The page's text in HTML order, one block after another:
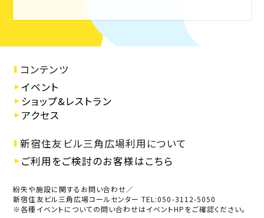
コンテンツ
イベント
ショップ&レストラン
アクセス
新宿住友ビル三角広場利用について
ご利用をご検討のお客様はこちら
紛失や施設に関するお問い合わせ／
新宿住友ビル三角広場コールセンター TEL:050-3112-5050
※各種イベントについての問い合わせはイベントHPをご確認ください。